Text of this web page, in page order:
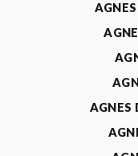
AGNES